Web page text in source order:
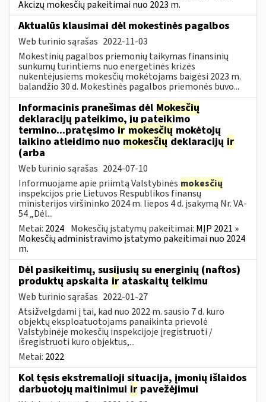
Akcizų mokesčių pakeitimai nuo 2023 m.
Aktualūs klausimai dėl mokestinės pagalbos
Web turinio sąrašas 2022-11-03
Mokestinių pagalbos priemonių taikymas finansinių
sunkumų turintiems nuo energetinės krizės
nukentėjusiems mokesčių mokėtojams baigėsi 2023 m.
balandžio 30 d. Mokestinės pagalbos priemonės buvo...
Informacinis pranešimas dėl Mokesčių
deklaracijų pateikimo, jų pateikimo
termino...pratęsimo ir mokesčių mokėtojų
laikino atleidimo nuomokesčiųdeklaracijų ir
(arba
Web turinio sąrašas 2024-07-10
Informuojame apie priimtą Valstybinės mokesčių
inspekcijos prie Lietuvos Respublikos finansų
ministerijos viršininko 2024 m. liepos 4 d. įsakymą Nr. VA-
54 „Dėl...
Metai: 2024 Mokesčių įstatymų pakeitimai: MĮP 2021 »
Mokesčių administravimo įstatymo pakeitimai nuo 2024
m.
Dėl pasikeitimų, susijusių su energinių (naftos)
produktų apskaita ir ataskaitų teikimu
Web turinio sąrašas 2022-01-27
Atsižvelgdami į tai, kad nuo 2022 m. sausio 7 d. kuro
objektų eksploatuotojams panaikinta prievolė
Valstybinėje mokesčių inspekcijoje įregistruoti /
išregistruoti kuro objektus,...
Metai: 2022
Kol tęsis ekstremalioji situacija, įmonių išlaidos
darbuotojų maitinimui ir pavežėjimui